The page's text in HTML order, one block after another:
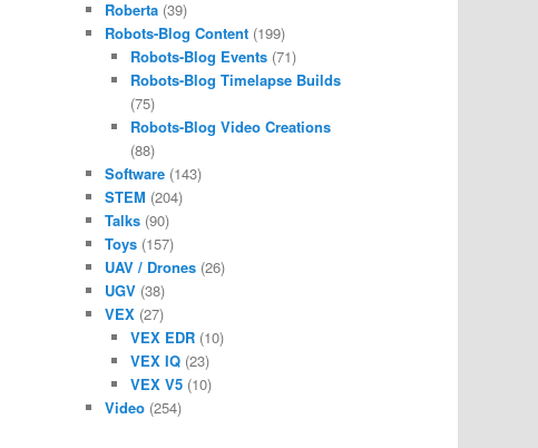
Roberta (39)
Robots-Blog Content (199)
Robots-Blog Events(71)
Robots-Blog Timelapse Builds
(75)
Robots-Blog Video Creations
(88)
Software (143)
STEM (204)
Talks (90)
Toys (157)
UAV / Drones (26)
UGV (38)
VEX (27)
VEX EDR(10)
VEX IQ(23)
VEX V5(10)
Video (254)